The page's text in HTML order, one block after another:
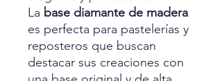
La base diamante de madera
es perfecta para pastelerías y
reposteros que buscan
destacar sus creaciones con